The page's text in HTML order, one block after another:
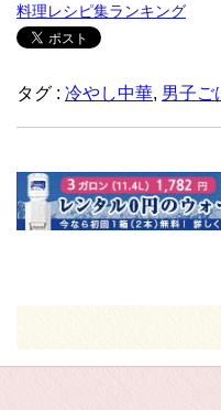
料理レシピ集ランキング
タグ : 冷やし中華, 男子ご